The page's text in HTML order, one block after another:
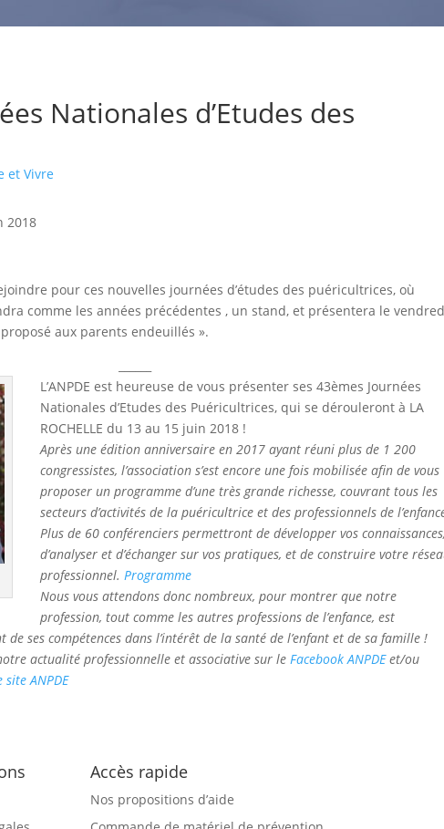
Nationales d’Etudes des
et Vivre
2018
pour ces nouvelles journées d’études des puéricultrices, où
comme les années précédentes , un stand, et présentera le
aux parents endeuillés ».
L’ANPDE est heureuse de vous présenter ses 43èmes Journées
Nationales d’Etudes des Puéricultrices, qui se dérouleront à LA
ROCHELLE du 13 au 15 juin 2018 !
Après une édition anniversaire en 2017 ayant réuni plus de 1 200
congressistes, l’association s’est encore une fois mobilisée afin de vous
proposer un programme d’une très grande richesse, couvrant tous les
secteurs d’activités de la puéricultrice et des professionnels de
Plus de 60 conférenciers permettront de développer vos connaissances,
d’analyser et d’échanger sur vos pratiques, et de construire votre
professionnel. Programme
Nous vous attendons donc nombreux, pour montrer que notre
profession, tout comme les autres professions de l’enfance, est
de ses compétences dans l’intérêt de la santé de l’enfant et de sa famille !
actualité professionnelle et associative sur le Facebook ANPDEet/ou
site ANPDE
Accès rapide
Nos propositions d’aide